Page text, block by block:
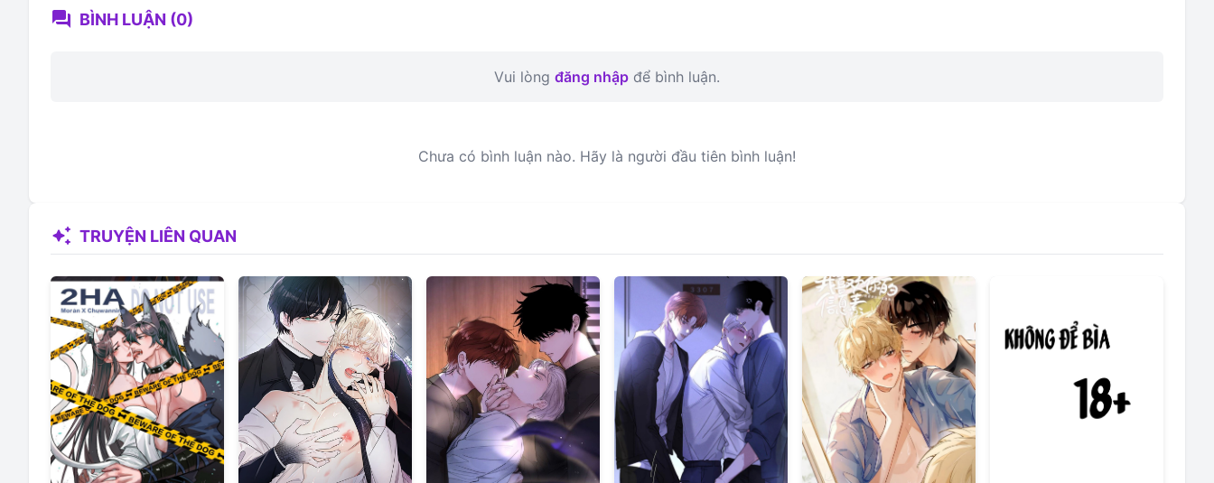
forum BÌNH LUẬN (0)
Vui lòng đăng nhập để bình luận.
Chưa có bình luận nào. Hãy là người đầu tiên bình luận!
auto_awesome TRUYỆN LIÊN QUAN